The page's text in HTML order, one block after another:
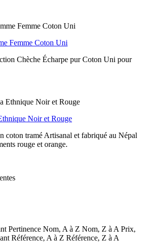
Femme Coton Uni
Chèche Écharpe pur Coton Uni pour
Noir et Rouge
coton tramé Artisanal et fabriqué au Népal
rouge et orange.
Pertinence Nom, A à Z Nom, Z à A Prix,
Référence, A à Z Référence, Z à A